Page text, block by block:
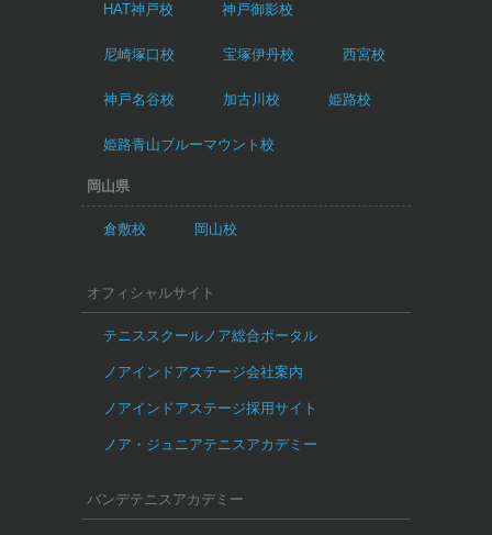
HAT神戸校 神戸御影校
尼崎塚口校 宝塚伊丹校 西宮校
神戸名谷校 加古川校 姫路校
姫路青山ブルーマウント校
岡山県
倉敷校 岡山校
オフィシャルサイト
テニススクールノア総合ポータル
ノアインドアステージ会社案内
ノアインドアステージ採用サイト
ノア・ジュニアテニスアカデミー
バンデテニスアカデミー